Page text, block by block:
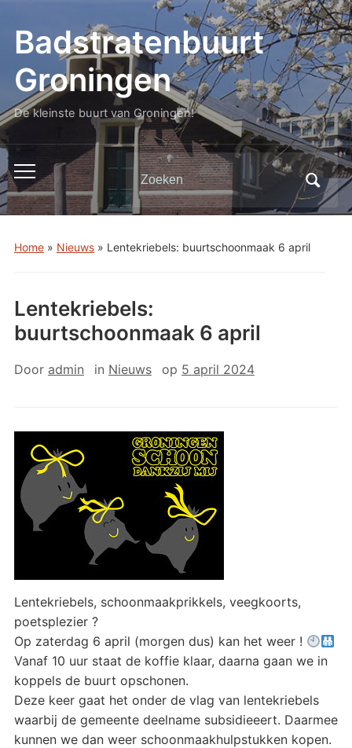
Badstratenbuurt
Groningen
De kleinste buurt van Groningen!
Toggle
mobiel
menu
Zoeken
naar:
Home» Nieuws» Lentekriebels: buurtschoonmaak 6 april
Lentekriebels:
buurtschoonmaak 6 april
Door admin in Nieuws op 5 april 2024
Lentekriebels, schoonmaakprikkels, veegkoorts,
poetsplezier ?
Op zaterdag 6 april (morgen dus) kan het weer !
Vanaf 10 uur staat de koffie klaar, daarna gaan we in
koppels de buurt opschonen.
Deze keer gaat het onder de vlag van lentekriebels
waarbij de gemeente deelname subsidieeert. Daarmee
kunnen we dan weer schoonmaakhulpstukken kopen.